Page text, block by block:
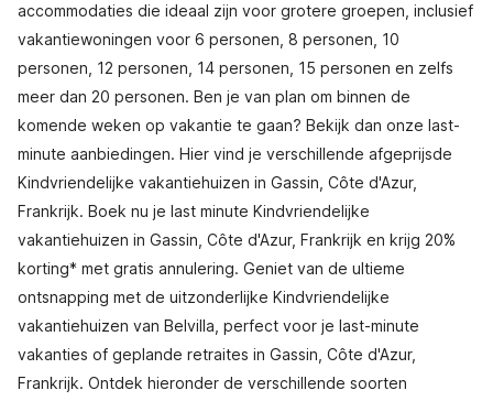
accommodaties die ideaal zijn voor grotere groepen, inclusief
vakantiewoningen voor 6 personen, 8 personen, 10
personen, 12 personen, 14 personen, 15 personen en zelfs
meer dan 20 personen. Ben je van plan om binnen de
komende weken op vakantie te gaan? Bekijk dan onze last-
minute aanbiedingen. Hier vind je verschillende afgeprijsde
Kindvriendelijke vakantiehuizen in Gassin, Côte d'Azur,
Frankrijk. Boek nu je last minute Kindvriendelijke
vakantiehuizen in Gassin, Côte d'Azur, Frankrijk en krijg 20%
korting* met gratis annulering. Geniet van de ultieme
ontsnapping met de uitzonderlijke Kindvriendelijke
vakantiehuizen van Belvilla, perfect voor je last-minute
vakanties of geplande retraites in Gassin, Côte d'Azur,
Frankrijk. Ontdek hieronder de verschillende soorten